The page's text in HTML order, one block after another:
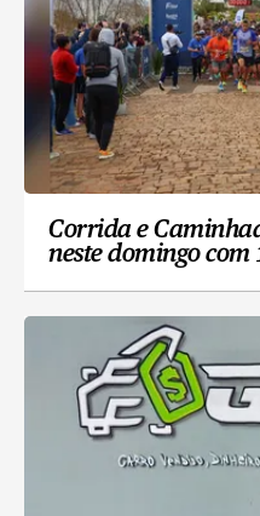
Corrida e
neste domingo com